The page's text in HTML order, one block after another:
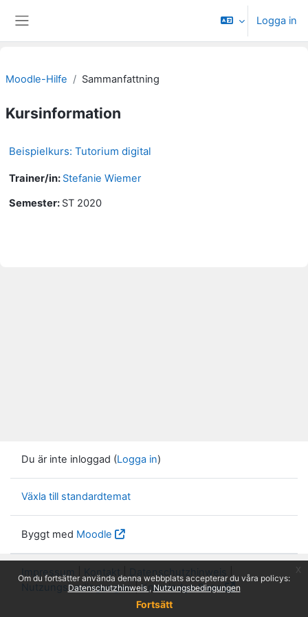
Om du fortsätter använda denna webbplats accepterar du våra policys:
Datenschutzhinweis
Nutzungsbedingungen
Fortsätt
Logga in
Moodle-Hilfe Sammanfattning
Kursinformation
Beispielkurs: Tutorium digital
Trainer/in: Stefanie Wiemer
Semester: ST 2020
Du är inte inloggad (Logga in)
Växla till standardtemat
Byggt med Moodle
Impressum Kontakt | Datenschutzhinweis
Nutzungsbedingungen|Knowledge Base